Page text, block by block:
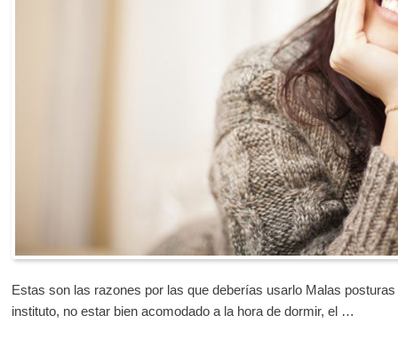
Estas son las razones por las que deberías usarlo Malas
instituto, no estar bien acomodado a la hora de dormir, el …